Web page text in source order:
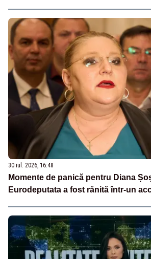
30 iul. 2026, 16:48
Momente de panică pentru Diana
Eurodeputata a fost rănită într-un